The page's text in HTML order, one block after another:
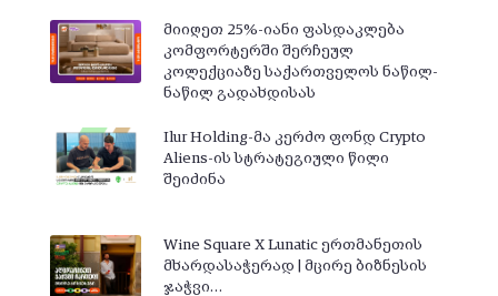
მიიღეთ 25%-იანი ფასდაკლება
კომფორტერში შერჩეულ
კოლექციაზე საქართველოს ნაწილ-
ნაწილ გადახდისას
Ilur Holding-მა კერძო ფონდ Crypto
Aliens-ის სტრატეგიული წილი
შეიძინა
Wine Square X Lunatic ერთმანეთის
მხარდასაჭერად | მცირე ბიზნესის
ჯაჭვი…